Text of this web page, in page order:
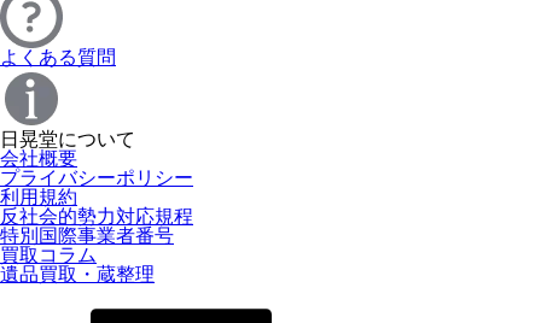
よくある質問
日晃堂について
会社概要
プライバシーポリシー
利用規約
反社会的勢力対応規程
特別国際事業者番号
買取コラム
遺品買取・蔵整理